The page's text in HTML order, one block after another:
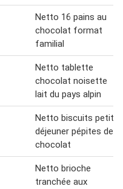
Netto 16 pains au
chocolat format
familial
Netto tablette
chocolat noisette
lait du pays alpin
Netto biscuits petit
déjeuner pépites de
chocolat
Netto brioche
tranchée aux